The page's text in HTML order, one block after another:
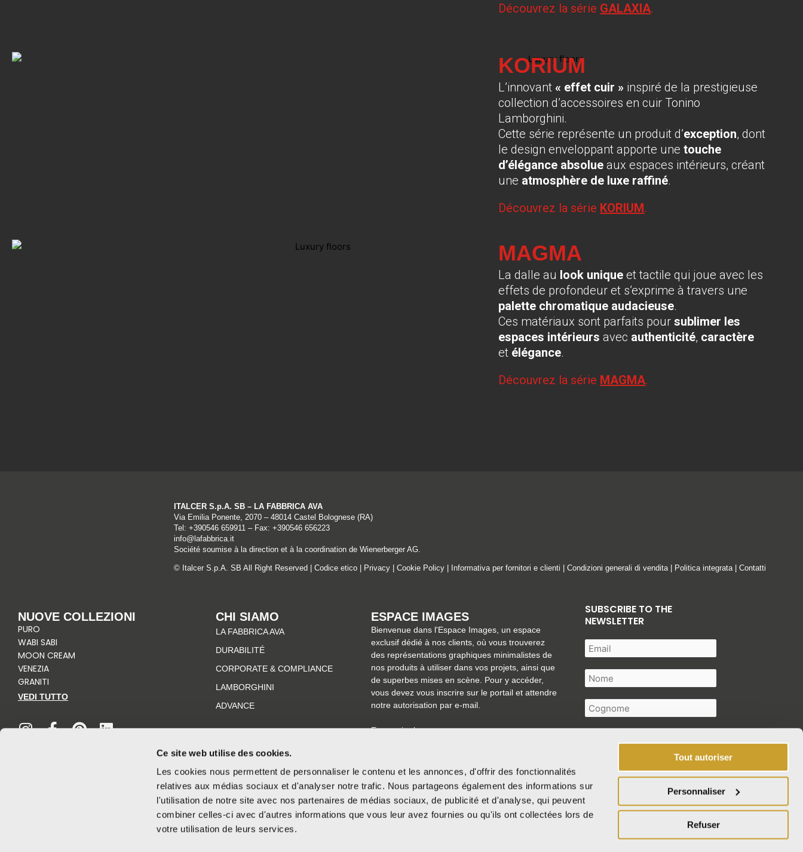
Ce site web utilise des cookies.
Les cookies nous permettent de personnaliser le contenu et les annonces, d'offrir des fonctionnalités
relatives aux médias sociaux et d'analyser notre trafic. Nous partageons également des informations sur
l'utilisation de notre site avec nos partenaires de médias sociaux, de publicité et d'analyse, qui peuvent
combiner celles-ci avec d'autres informations que vous leur avez fournies ou qu'ils ont collectées lors de
votre utilisation de leurs services.
Tout autoriser
Personnaliser
Refuser
Découvrez la série GALAXIA.
KORIUM
L’innovant« effet cuir » inspiré de la prestigieuse
collection d’accessoires en cuir Tonino
Lamborghini.
Cette série représente un produit d’exception, dont
le design enveloppant apporte unetouche
d’élégance absolue aux espaces intérieurs, créant
une atmosphère de luxe raffiné.
Découvrez la série KORIUM.
MAGMA
La dalle au look unique et tactile qui joue avec les
effets de profondeur et s’exprime à travers une
palette chromatique audacieuse.
Ces matériaux sont parfaits poursublimer les
espaces intérieurs avec authenticité, caractère
et élégance.
Découvrez la série MAGMA.
ITALCER S.p.A. SB – LA FABBRICA AVA
Via Emilia Ponente, 2070 – 48014 Castel Bolognese (RA)
Tel: +390546 659911– Fax: +390546 656223
info@lafabbrica.it
Société soumise à la direction et à la coordination de Wienerberger AG.
© Italcer S.p.A. SB All Right Reserved | Codice etico| Privacy| Cookie Policy| Informativa per fornitori e clienti Condizioni generali di vendita| Politica integrata| Contatti
NUOVE COLLEZIONI
PURO
WABI SABI
MOON CREAM
VENEZIA
GRANITI
VEDI TUTTO
n
a
i
i
CHI SIAMO
LA FABBRICA AVA
DURABILITÉ
CORPORATE & COMPLIANCE
LAMBORGHINI
ADVANCE
ESPACE IMAGES
Bienvenue dans l'Espace Images, un espace
exclusif dédié à nos clients, où vous trouverez
des représentations graphiques minimalistes de
nos produits à utiliser dans vos projets, ainsi que
de superbes mises en scène. Pour y accéder,
vous devez vous inscrire sur le portail et attendre
notre autorisation par e-mail.
En savoir plus
SUBSCRIBE TO THE
NEWSLETTER
I authorise the processing of my
personal data as described in the